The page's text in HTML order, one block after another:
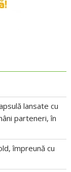
lansate cu
parteneri, în
împreună cu